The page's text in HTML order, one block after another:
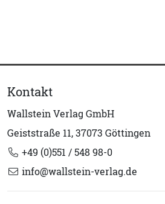
Kontakt
Wallstein Verlag GmbH
Geiststraße 11, 37073 Göttingen
+49 (0)551 / 548 98-0
info@wallstein-verlag.de